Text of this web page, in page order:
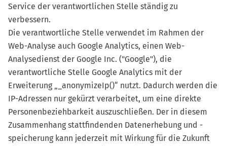
Service der verantwortlichen Stelle ständig zu
verbessern.
Die verantwortliche Stelle verwendet im Rahmen der
Web-Analyse auch Google Analytics, einen Web-
Analysedienst der Google Inc. ("Google"), die
verantwortliche Stelle Google Analytics mit der
Erweiterung „_anonymizeIp()“ nutzt. Dadurch werden die
IP-Adressen nur gekürzt verarbeitet, um eine direkte
Personenbeziehbarkeit auszuschließen. Der in diesem
Zusammenhang stattfindenden Datenerhebung und -
speicherung kann jederzeit mit Wirkung für die Zukunft